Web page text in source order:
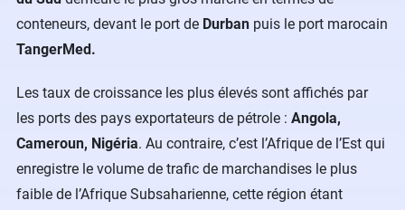
conteneurs, devant le port de Durban puis le port marocain
TangerMed.
Les taux de croissance les plus élevés sont affichés par
les ports des pays exportateurs de pétrole : Angola,
Cameroun, Nigéria. Au contraire, c’est l’Afrique de l’Est qui
enregistre le volume de trafic de marchandises le plus
faible de l’Afrique Subsaharienne, cette région étant